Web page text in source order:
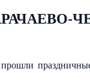
прошли